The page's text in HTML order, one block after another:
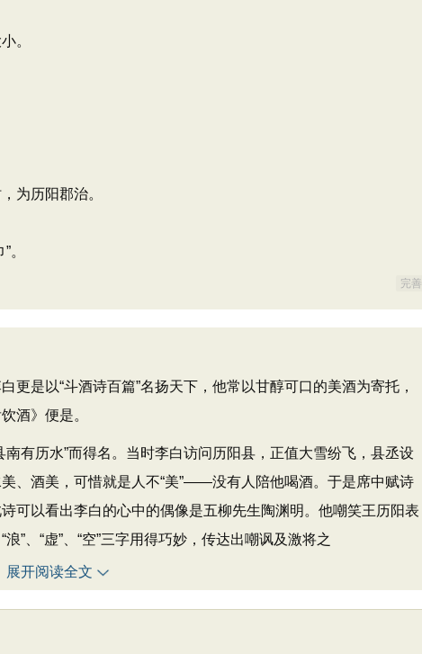
。
为历阳郡治。
。
完善
是以“斗酒诗百篇”名扬天下，他常以甘醇可口的美酒为寄托，
酒》便是。
历水”而得名。当时李白访问历阳县，正值大雪纷飞，县丞设
、酒美，可惜就是人不“美”——没有人陪他喝酒。于是席中赋诗
可以看出李白的心中的偶像是五柳先生陶渊明。他嘲笑王历阳表
”、“虚”、“空”三字用得巧妙，传达出嘲讽及激将之
展开阅读全文